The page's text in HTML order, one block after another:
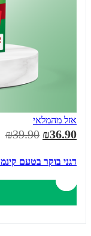
אזל מהמלאי
₪36.90
₪39.90
דגני בוקר בטעם